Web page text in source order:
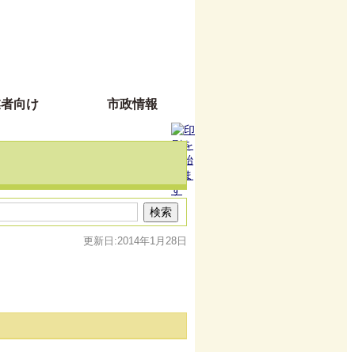
向け 市政情報
更新日:2014年1月28日